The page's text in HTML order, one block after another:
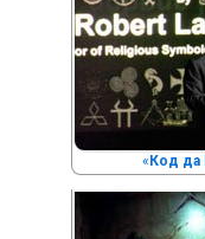
« Код да